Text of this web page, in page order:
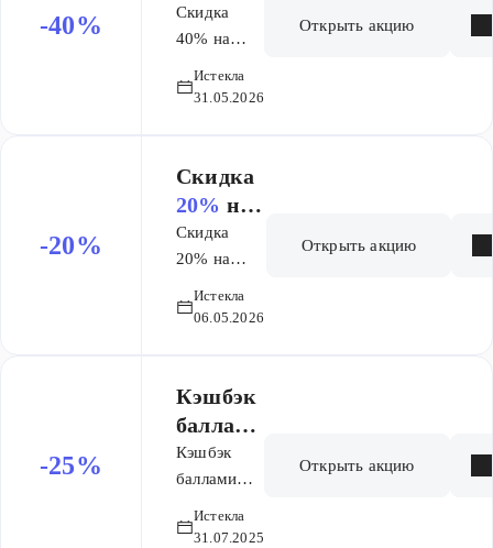
-40%
список
товаров
Виши
Минера
я
Термаль
Скидка
40% на
товаров
89,
Аквалия
Термаль
Истекла
31.05.2026
Открыть акцию
-20%
Скидка
20% на
ВитаМи
шки
Скидка
20% на
Истекла
06.05.2026
Открыть акцию
-25%
Кэшбэк
баллами
25%на
список
товаров
Биодерм
Кэшбэк
баллами
список
Истекла
31.07.2025
Открыть акцию